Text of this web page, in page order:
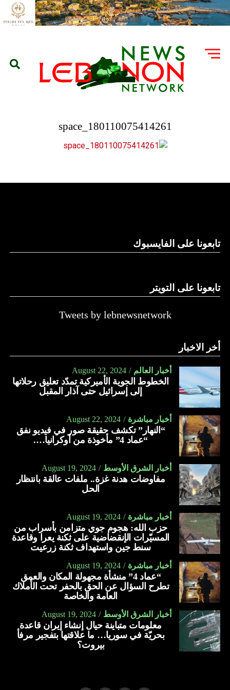
180110075414261_space
تابعونا على الفايسبوك
تابعونا على التويتر
Tweets by lebnewsnetwork
أخر الاخبار
أخبار العالم August 22, 2024
الخطوط الجوية الأميركية تمدّد تعليق رحلاتها
إلى إسرائيل حتى آذار المقبل
أخبار مباشرة August 22, 2024
“النهار” تكشف حقيقة صور في فيديو نفق
“عماد 4” مأخوذة من أوكرانيا….
أخبار الشرق الأوسط August 19, 2024
مفاوضات هدنة غزة.. ملفات عالقة بانتظار
الحل
أخبار مباشرة August 19, 2024
حزب الله: هجوم جوي متزامن بأسراب من
المسيّرات الإنقضاضية على ثكنة يعرا وقاعدة
سنط جين واستهداف ثكنة زرعيت
أخبار مباشرة August 19, 2024
“عماد 4” منشأة مجهولة المكان والعمق
تطرح السؤال عن الحق بالحفر تحت الأملاك
العامة والخاصة
أخبار الشرق الأوسط August 19, 2024
معلومات متباينة حيال إنشاء إيران قاعدة
بحريّة في سوريا… ما علاقتها بتفجير مرفأ
بيروت؟